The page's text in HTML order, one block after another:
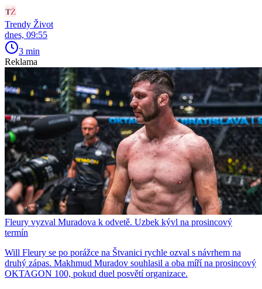
Trendy Život
dnes, 09:55
3 min
Reklama
Fleury vyzval Muradova k odvetě. Uzbek kývl na prosincový
termín
Will Fleury se po porážce na Štvanici rychle ozval s návrhem na
druhý zápas. Makhmud Muradov souhlasil a oba míří na prosincový
OKTAGON 100, pokud duel posvětí organizace.